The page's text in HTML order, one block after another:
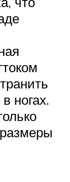
ногах.